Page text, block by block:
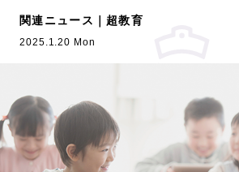
関連ニュース｜超教育
2025.1.20 Mon